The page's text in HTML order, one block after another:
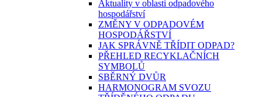
Aktuality v oblasti odpadového
hospodářství
ZMĚNY V ODPADOVÉM
HOSPODÁŘSTVÍ
JAK SPRÁVNĚ TŘÍDIT ODPAD?
PŘEHLED RECYKLAČNÍCH
SYMBOLŮ
SBĚRNÝ DVŮR
HARMONOGRAM SVOZU